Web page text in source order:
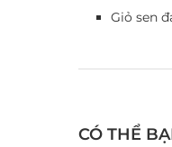
Giỏ sen
CÓ THỂ